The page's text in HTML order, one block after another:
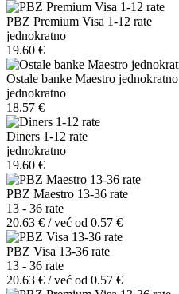
PBZ Premium Visa 1-12 rate
jednokratno
19.60 €
Ostale banke Maestro jednokratno
jednokratno
18.57 €
Diners 1-12 rate
jednokratno
19.60 €
PBZ Maestro 13-36 rate
13 - 36 rate
20.63 € / već od 0.57 €
PBZ Visa 13-36 rate
13 - 36 rate
20.63 € / već od 0.57 €